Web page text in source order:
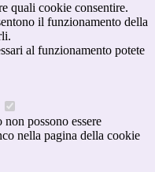
quali cookie consentire.
il funzionamento della
al funzionamento potete
possono essere
nella pagina della cookie